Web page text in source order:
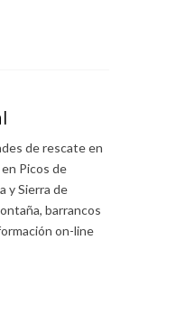
de rescate en
Picos de
y Sierra de
barrancos
on-line